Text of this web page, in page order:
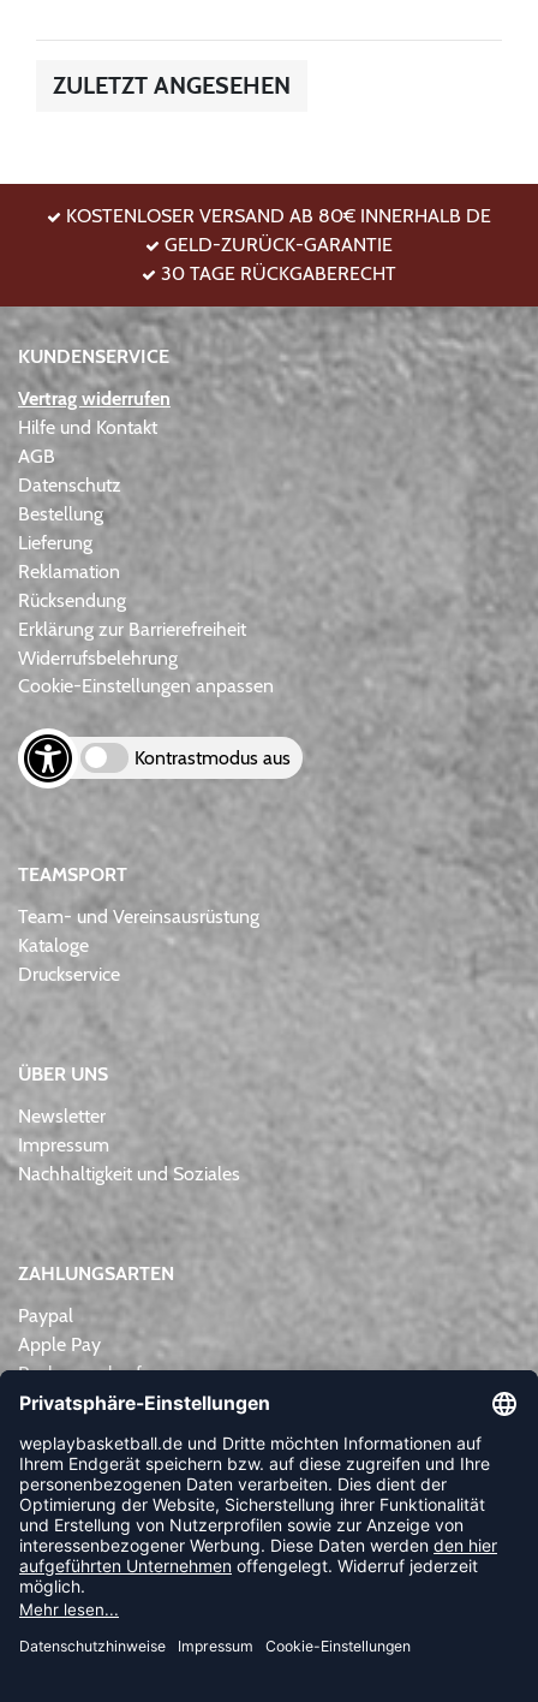
ZULETZT ANGESEHEN
KOSTENLOSER VERSAND AB 80€ INNERHALB DE
GELD-ZURÜCK-GARANTIE
30 TAGE RÜCKGABERECHT
KUNDENSERVICE
Vertrag widerrufen
Hilfe und Kontakt
AGB
Datenschutz
Bestellung
Lieferung
Reklamation
Rücksendung
Erklärung zur Barrierefreiheit
Widerrufsbelehrung
Cookie-Einstellungen anpassen
Kontrastmodus aus
TEAMSPORT
Team- und Vereinsausrüstung
Kataloge
Druckservice
ÜBER UNS
Newsletter
Impressum
Nachhaltigkeit und Soziales
ZAHLUNGSARTEN
Paypal
Apple Pay
Rechnungskauf
Lastschrift
Kreditkarte
Vorkasse
NEWSLETTER